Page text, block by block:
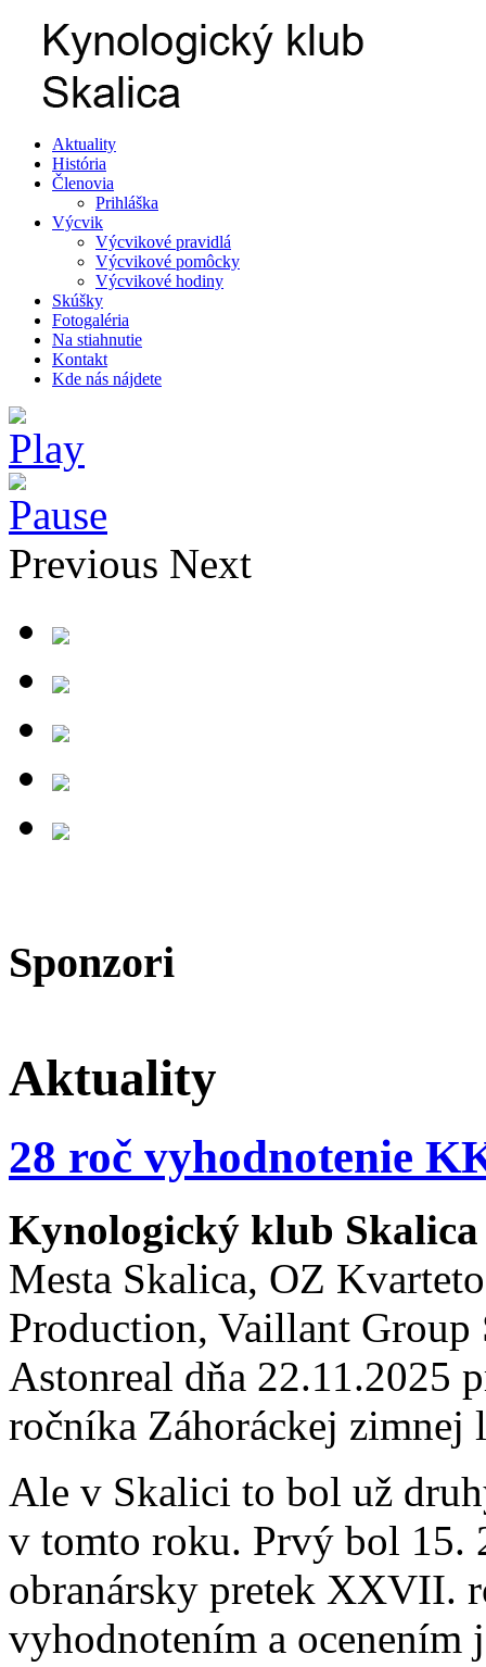
Aktuality
História
Členovia
Prihláška
Výcvik
Výcvikové pravidlá
Výcvikové pomôcky
Výcvikové hodiny
Skúšky
Fotogaléria
Na stiahnutie
Kontakt
Kde nás nájdete
Previous Next
Sponzori
Aktuality
28 roč vyhodnotenie
Kynologický klub
Mesta Skalica, OZ
Production, Vaillant
Astonreal dňa 22.11.2025
ročníka Záhoráckej
Ale v Skalici to bol už
v tomto roku. Prvý bol 15.
obranársky pretek XXVII.
vyhodnotením a